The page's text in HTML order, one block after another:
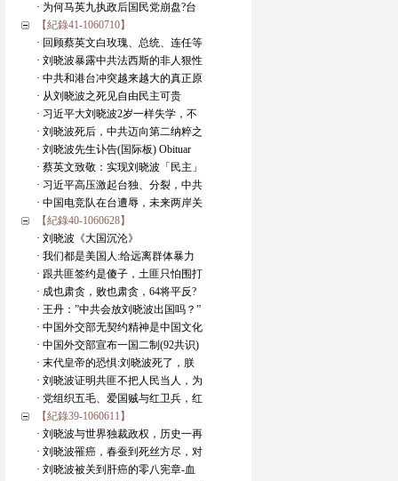
· 为何马英九执政后国民党崩盘?台
【紀錄41-1060710】
· 回顾蔡英文白玫瑰、总统、连任等
· 刘晓波暴露中共法西斯的非人狠性
· 中共和港台冲突越来越大的真正原
· 从刘晓波之死见自由民主可贵
· 习近平大刘晓波2岁一样失学，不
· 刘晓波死后，中共迈向第二纳粹之
· 刘晓波先生讣告(国际板) Obituar
· 蔡英文致敬：实现刘晓波「民主」
· 习近平高压激起台独、分裂，中共
· 中国电竞队在台遭辱，未来两岸关
【紀錄40-1060628】
· 刘晓波《大国沉沦》
· 我们都是美国人:给远离群体暴力
· 跟共匪签约是傻子，土匪只怕围打
· 成也肃贪，败也肃贪，64将平反?
· 王丹：”中共会放刘晓波出国吗？”
· 中国外交部无契约精神是中国文化
· 中国外交部宣布一国二制(92共识)
· 末代皇帝的恐惧:刘晓波死了，朕
· 刘晓波证明共匪不把人民当人，为
· 党组织五毛、爱国贼与红卫兵，红
【紀錄39-1060611】
· 刘晓波与世界独裁政权，历史一再
· 刘晓波罹癌，春蚕到死丝方尽，对
· 刘晓波被关到肝癌的零八宪章-血